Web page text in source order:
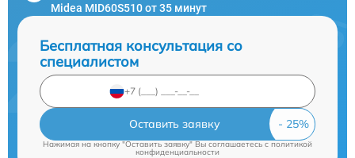
Midea MID60S510 от 35 минут
Бесплатная консультация со
специалистом
Оставить заявку
Нажимая на кнопку "Оставить заявку" Вы соглашаетесь cполитикой
конфиденциальности